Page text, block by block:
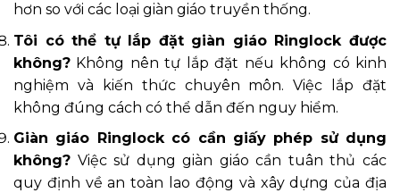
hơn so với các loại giàn giáo truyền thống.
Tôi có thể tự lắp đặt giàn giáo Ringlock được
không? Không nên tự lắp đặt nếu không có kinh
nghiệm và kiến thức chuyên môn. Việc lắp đặt
không đúng cách có thể dẫn đến nguy hiểm.
Giàn giáo Ringlock có cần giấy phép sử dụng
không? Việc sử dụng giàn giáo cần tuân thủ các
quy định về an toàn lao động và xây dựng của địa